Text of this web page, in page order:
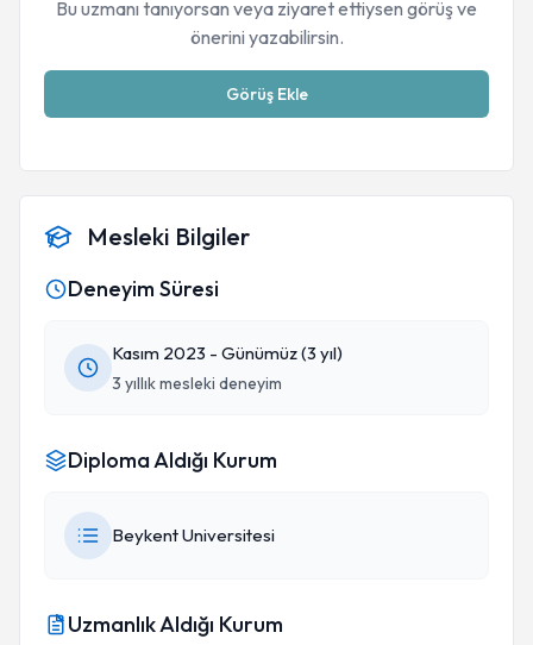
Bu uzmanı tanıyorsan veya ziyaret ettiysen görüş ve
önerini yazabilirsin.
Görüş Ekle
Mesleki Bilgiler
Deneyim Süresi
Kasım 2023 - Günümüz (3 yıl)
3 yıllık mesleki deneyim
Diploma Aldığı Kurum
Beykent Universitesi
Uzmanlık Aldığı Kurum